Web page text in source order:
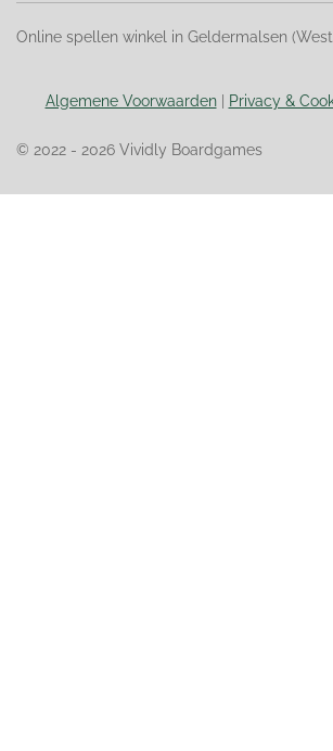
Online spellen winkel in Geldermalsen
Algemene Voorwaarden| Privacy &
© 2022 - 2026 Vividly Boardgames